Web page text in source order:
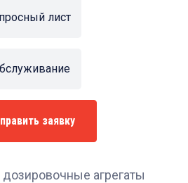
лист
заявку
агрегаты